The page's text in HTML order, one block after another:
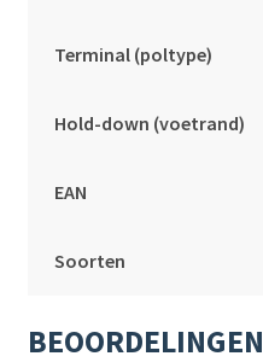
Terminal (poltype)
Hold-down (voetrand)
EAN
Soorten
BEOORDELINGEN